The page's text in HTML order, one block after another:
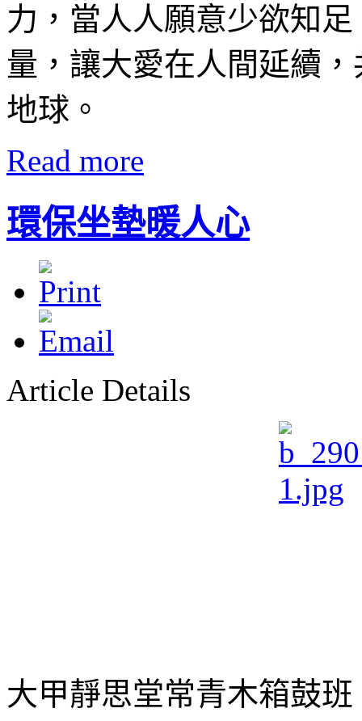
力，當人人願意少欲知
量，讓大愛在人間延續
地球。
Read more
環保坐墊暖人心
Article Details
大甲靜思堂常青木箱鼓